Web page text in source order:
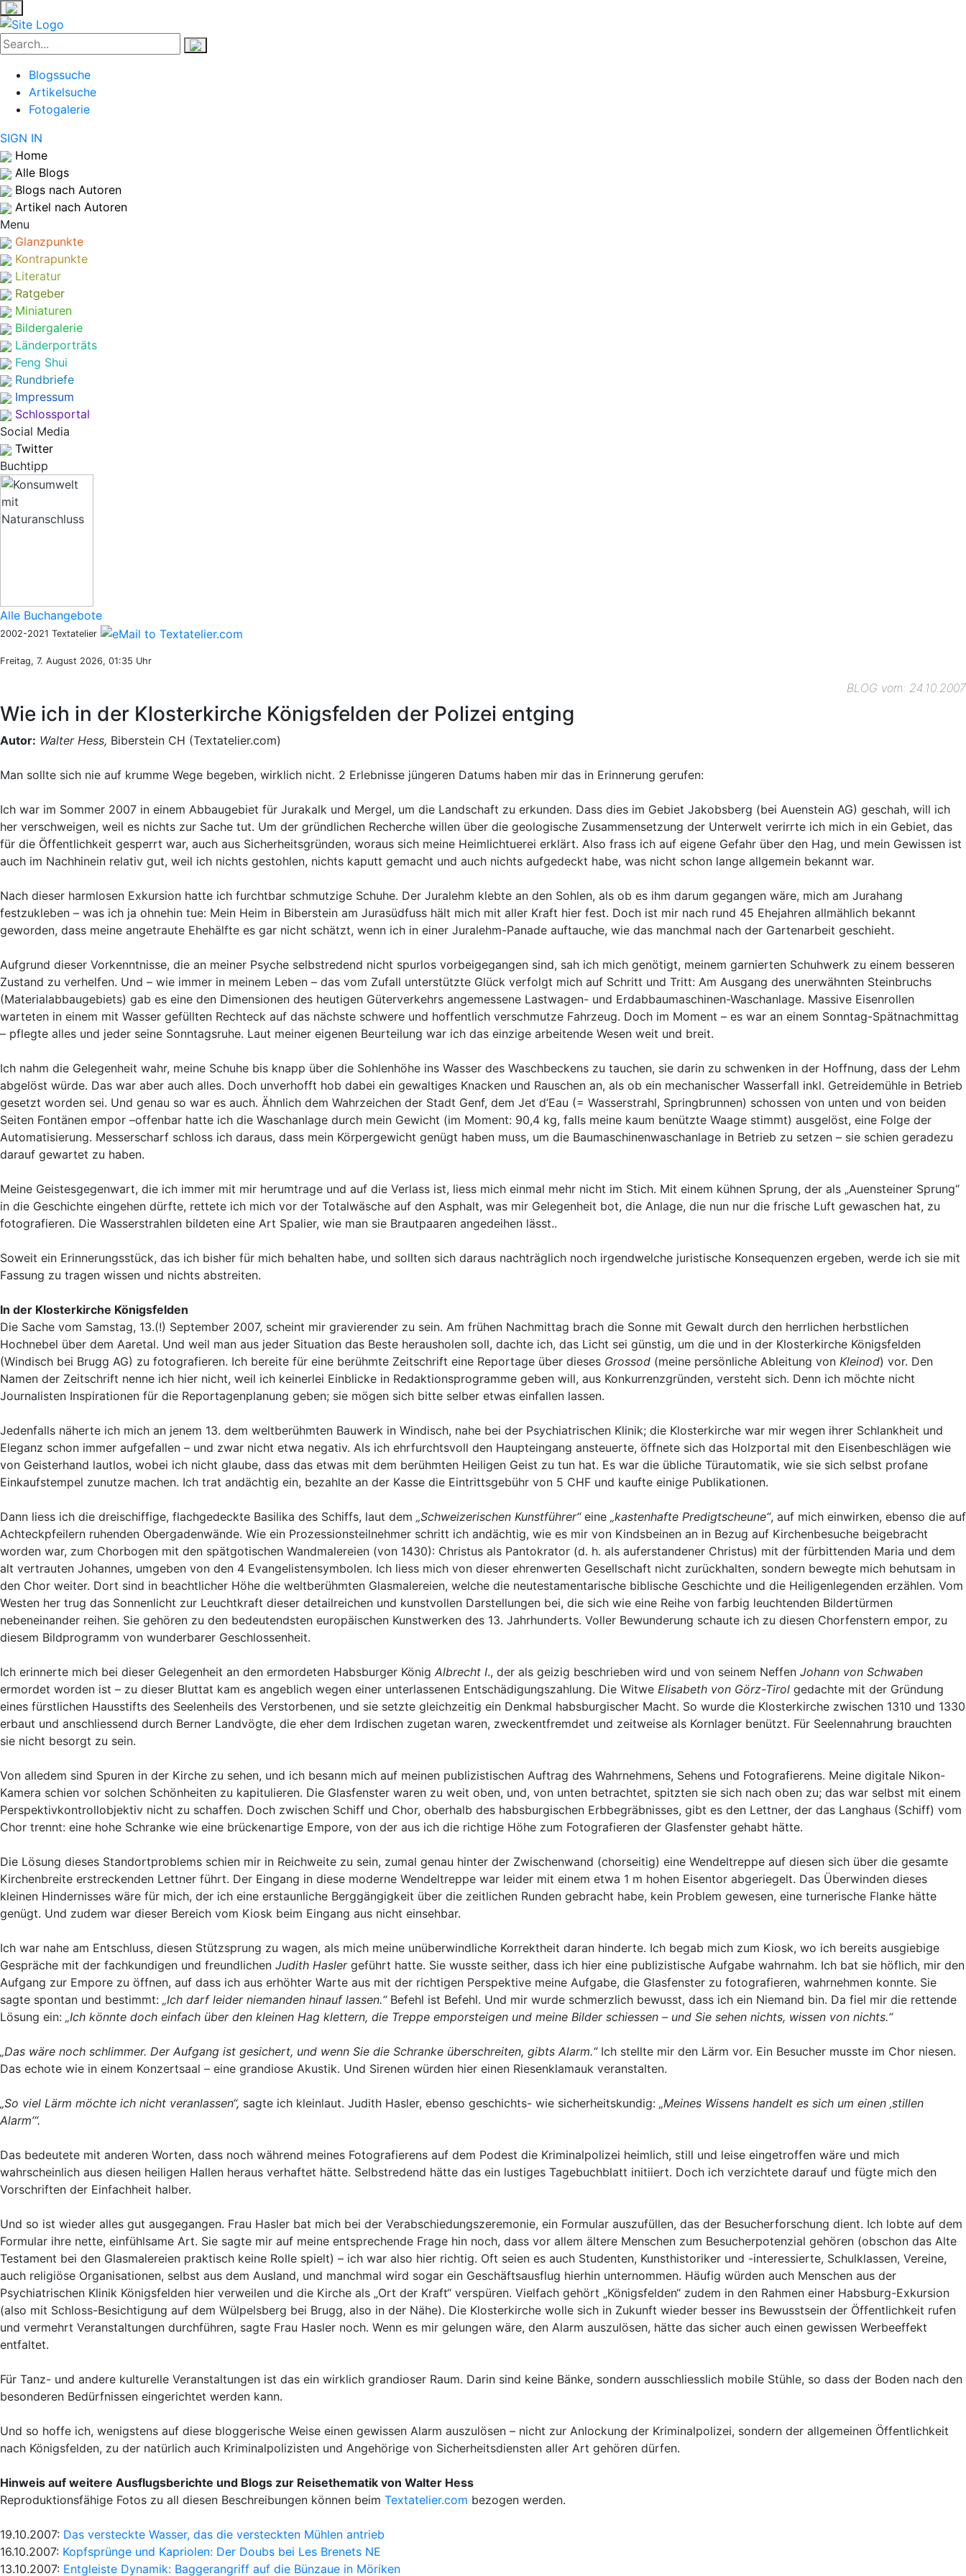
Blogssuche
Artikelsuche
Fotogalerie
SIGN IN
Home
Alle Blogs
Blogs nach Autoren
Artikel nach Autoren
Menu
Glanzpunkte
Kontrapunkte
Literatur
Ratgeber
Miniaturen
Bildergalerie
Länderporträts
Feng Shui
Rundbriefe
Impressum
Schlossportal
Social Media
Twitter
Buchtipp
Alle Buchangebote
2002-2021 Textatelier
Freitag, 7. August 2026, 01:35 Uhr
BLOG vom: 24.10.2007
Wie ich in der Klosterkirche Königsfelden der Polizei entging
Autor: Walter Hess, Biberstein CH (Textatelier.com)
Man sollte sich nie auf krumme Wege begeben, wirklich nicht. 2 Erlebnisse jüngeren Datums haben mir das in Erinnerung gerufen:
Ich war im Sommer 2007 in einem Abbaugebiet für Jurakalk und Mergel, um die Landschaft zu erkunden. Dass dies im Gebiet Jakobsberg (bei Auenstein AG) geschah, will ich
her verschweigen, weil es nichts zur Sache tut. Um der gründlichen Recherche willen über die geologische Zusammensetzung der Unterwelt verirrte ich mich in ein Gebiet, das
für die Öffentlichkeit gesperrt war, auch aus Sicherheitsgründen, woraus sich meine Heimlichtuerei erklärt. Also frass ich auf eigene Gefahr über den Hag, und mein Gewissen ist
auch im Nachhinein relativ gut, weil ich nichts gestohlen, nichts kaputt gemacht und auch nichts aufgedeckt habe, was nicht schon lange allgemein bekannt war.
Nach dieser harmlosen Exkursion hatte ich furchtbar schmutzige Schuhe. Der Juralehm klebte an den Sohlen, als ob es ihm darum gegangen wäre, mich am Jurahang
festzukleben – was ich ja ohnehin tue: Mein Heim in Biberstein am Jurasüdfuss hält mich mit aller Kraft hier fest. Doch ist mir nach rund 45 Ehejahren allmählich bekannt
geworden, dass meine angetraute Ehehälfte es gar nicht schätzt, wenn ich in einer Juralehm-Panade auftauche, wie das manchmal nach der Gartenarbeit geschieht.
Aufgrund dieser Vorkenntnisse, die an meiner Psyche selbstredend nicht spurlos vorbeigegangen sind, sah ich mich genötigt, meinem garnierten Schuhwerk zu einem besseren
Zustand zu verhelfen. Und – wie immer in meinem Leben – das vom Zufall unterstützte Glück verfolgt mich auf Schritt und Tritt: Am Ausgang des unerwähnten Steinbruchs
(Materialabbaugebiets) gab es eine den Dimensionen des heutigen Güterverkehrs angemessene Lastwagen- und Erdabbaumaschinen-Waschanlage. Massive Eisenrollen
warteten in einem mit Wasser gefüllten Rechteck auf das nächste schwere und hoffentlich verschmutze Fahrzeug. Doch im Moment – es war an einem Sonntag-Spätnachmittag
– pflegte alles und jeder seine Sonntagsruhe. Laut meiner eigenen Beurteilung war ich das einzige arbeitende Wesen weit und breit.
Ich nahm die Gelegenheit wahr, meine Schuhe bis knapp über die Sohlenhöhe ins Wasser des Waschbeckens zu tauchen, sie darin zu schwenken in der Hoffnung, dass der Lehm
abgelöst würde. Das war aber auch alles. Doch unverhofft hob dabei ein gewaltiges Knacken und Rauschen an, als ob ein mechanischer Wasserfall inkl. Getreidemühle in Betrieb
gesetzt worden sei. Und genau so war es auch. Ähnlich dem Wahrzeichen der Stadt Genf, dem Jet d’Eau (= Wasserstrahl, Springbrunnen) schossen von unten und von beiden
Seiten Fontänen empor –offenbar hatte ich die Waschanlage durch mein Gewicht (im Moment: 90,4 kg, falls meine kaum benützte Waage stimmt) ausgelöst, eine Folge der
Automatisierung. Messerscharf schloss ich daraus, dass mein Körpergewicht genügt haben muss, um die Baumaschinenwaschanlage in Betrieb zu setzen – sie schien geradezu
darauf gewartet zu haben.
Meine Geistesgegenwart, die ich immer mit mir herumtrage und auf die Verlass ist, liess mich einmal mehr nicht im Stich. Mit einem kühnen Sprung, der als „Auensteiner Sprung“
in die Geschichte eingehen dürfte, rettete ich mich vor der Totalwäsche auf den Asphalt, was mir Gelegenheit bot, die Anlage, die nun nur die frische Luft gewaschen hat, zu
fotografieren. Die Wasserstrahlen bildeten eine Art Spalier, wie man sie Brautpaaren angedeihen lässt..
Soweit ein Erinnerungsstück, das ich bisher für mich behalten habe, und sollten sich daraus nachträglich noch irgendwelche juristische Konsequenzen ergeben, werde ich sie mit
Fassung zu tragen wissen und nichts abstreiten.
In der Klosterkirche Königsfelden
Die Sache vom Samstag, 13.(!) September 2007, scheint mir gravierender zu sein. Am frühen Nachmittag brach die Sonne mit Gewalt durch den herrlichen herbstlichen
Hochnebel über dem Aaretal. Und weil man aus jeder Situation das Beste herausholen soll, dachte ich, das Licht sei günstig, um die und in der Klosterkirche Königsfelden
(Windisch bei Brugg AG) zu fotografieren. Ich bereite für eine berühmte Zeitschrift eine Reportage über dieses Grossod (meine persönliche Ableitung von Kleinod) vor. Den
Namen der Zeitschrift nenne ich hier nicht, weil ich keinerlei Einblicke in Redaktionsprogramme geben will, aus Konkurrenzgründen, versteht sich. Denn ich möchte nicht
Journalisten Inspirationen für die Reportagenplanung geben; sie mögen sich bitte selber etwas einfallen lassen.
Jedenfalls näherte ich mich an jenem 13. dem weltberühmten Bauwerk in Windisch, nahe bei der Psychiatrischen Klinik; die Klosterkirche war mir wegen ihrer Schlankheit und
Eleganz schon immer aufgefallen – und zwar nicht etwa negativ. Als ich ehrfurchtsvoll den Haupteingang ansteuerte, öffnete sich das Holzportal mit den Eisenbeschlägen wie
von Geisterhand lautlos, wobei ich nicht glaube, dass das etwas mit dem berühmten Heiligen Geist zu tun hat. Es war die übliche Türautomatik, wie sie sich selbst profane
Einkaufstempel zunutze machen. Ich trat andächtig ein, bezahlte an der Kasse die Eintrittsgebühr von 5 CHF und kaufte einige Publikationen.
Dann liess ich die dreischiffige, flachgedeckte Basilika des Schiffs, laut dem „Schweizerischen Kunstführer“eine „kastenhafte Predigtscheune“, auf mich einwirken, ebenso die auf
Achteckpfeilern ruhenden Obergadenwände. Wie ein Prozessionsteilnehmer schritt ich andächtig, wie es mir von Kindsbeinen an in Bezug auf Kirchenbesuche beigebracht
worden war, zum Chorbogen mit den spätgotischen Wandmalereien (von 1430): Christus als Pantokrator (d. h. als auferstandener Christus) mit der fürbittenden Maria und dem
alt vertrauten Johannes, umgeben von den 4 Evangelistensymbolen. Ich liess mich von dieser ehrenwerten Gesellschaft nicht zurückhalten, sondern bewegte mich behutsam in
den Chor weiter. Dort sind in beachtlicher Höhe die weltberühmten Glasmalereien, welche die neutestamentarische biblische Geschichte und die Heiligenlegenden erzählen. Vom
Westen her trug das Sonnenlicht zur Leuchtkraft dieser detailreichen und kunstvollen Darstellungen bei, die sich wie eine Reihe von farbig leuchtenden Bildertürmen
nebeneinander reihen. Sie gehören zu den bedeutendsten europäischen Kunstwerken des 13. Jahrhunderts. Voller Bewunderung schaute ich zu diesen Chorfenstern empor, zu
diesem Bildprogramm von wunderbarer Geschlossenheit.
Ich erinnerte mich bei dieser Gelegenheit an den ermordeten Habsburger König Albrecht I., der als geizig beschrieben wird und von seinem Neffen Johann von Schwaben
ermordet worden ist – zu dieser Bluttat kam es angeblich wegen einer unterlassenen Entschädigungszahlung. Die Witwe Elisabeth von Görz-Tirol gedachte mit der Gründung
eines fürstlichen Hausstifts des Seelenheils des Verstorbenen, und sie setzte gleichzeitig ein Denkmal habsburgischer Macht. So wurde die Klosterkirche zwischen 1310 und 1330
erbaut und anschliessend durch Berner Landvögte, die eher dem Irdischen zugetan waren, zweckentfremdet und zeitweise als Kornlager benützt. Für Seelennahrung brauchten
sie nicht besorgt zu sein.
Von alledem sind Spuren in der Kirche zu sehen, und ich besann mich auf meinen publizistischen Auftrag des Wahrnehmens, Sehens und Fotografierens. Meine digitale Nikon-
Kamera schien vor solchen Schönheiten zu kapitulieren. Die Glasfenster waren zu weit oben, und, von unten betrachtet, spitzten sie sich nach oben zu; das war selbst mit einem
Perspektivkontrollobjektiv nicht zu schaffen. Doch zwischen Schiff und Chor, oberhalb des habsburgischen Erbbegräbnisses, gibt es den Lettner, der das Langhaus (Schiff) vom
Chor trennt: eine hohe Schranke wie eine brückenartige Empore, von der aus ich die richtige Höhe zum Fotografieren der Glasfenster gehabt hätte.
Die Lösung dieses Standortproblems schien mir in Reichweite zu sein, zumal genau hinter der Zwischenwand (chorseitig) eine Wendeltreppe auf diesen sich über die gesamte
Kirchenbreite erstreckenden Lettner führt. Der Eingang in diese moderne Wendeltreppe war leider mit einem etwa 1 m hohen Eisentor abgeriegelt. Das Überwinden dieses
kleinen Hindernisses wäre für mich, der ich eine erstaunliche Berggängigkeit über die zeitlichen Runden gebracht habe, kein Problem gewesen, eine turnerische Flanke hätte
genügt. Und zudem war dieser Bereich vom Kiosk beim Eingang aus nicht einsehbar.
Ich war nahe am Entschluss, diesen Stützsprung zu wagen, als mich meine unüberwindliche Korrektheit daran hinderte. Ich begab mich zum Kiosk, wo ich bereits ausgiebige
Gespräche mit der fachkundigen und freundlichen Judith Haslergeführt hatte. Sie wusste seither, dass ich hier eine publizistische Aufgabe wahrnahm. Ich bat sie höflich, mir den
Aufgang zur Empore zu öffnen, auf dass ich aus erhöhter Warte aus mit der richtigen Perspektive meine Aufgabe, die Glasfenster zu fotografieren, wahrnehmen konnte. Sie
sagte spontan und bestimmt: „Ich darf leider niemanden hinauf lassen.“Befehl ist Befehl. Und mir wurde schmerzlich bewusst, dass ich ein Niemand bin. Da fiel mir die rettende
Lösung ein: „Ich könnte doch einfach über den kleinen Hag klettern, die Treppe emporsteigen und meine Bilder schiessen – und Sie sehen nichts, wissen von nichts.“
„Das wäre noch schlimmer. Der Aufgang ist gesichert, und wenn Sie die Schranke überschreiten, gibts Alarm.“ Ich stellte mir den Lärm vor. Ein Besucher musste im Chor niesen.
Das echote wie in einem Konzertsaal – eine grandiose Akustik. Und Sirenen würden hier einen Riesenklamauk veranstalten.
„So viel Lärm möchte ich nicht veranlassen“, sagte ich kleinlaut. Judith Hasler, ebenso geschichts- wie sicherheitskundig: „Meines Wissens handelt es sich um einen ‚stillen
Alarm’“.
Das bedeutete mit anderen Worten, dass noch während meines Fotografierens auf dem Podest die Kriminalpolizei heimlich, still und leise eingetroffen wäre und mich
wahrscheinlich aus diesen heiligen Hallen heraus verhaftet hätte. Selbstredend hätte das ein lustiges Tagebuchblatt initiiert. Doch ich verzichtete darauf und fügte mich den
Vorschriften der Einfachheit halber.
Und so ist wieder alles gut ausgegangen. Frau Hasler bat mich bei der Verabschiedungszeremonie, ein Formular auszufüllen, das der Besucherforschung dient. Ich lobte auf dem
Formular ihre nette, einfühlsame Art. Sie sagte mir auf meine entsprechende Frage hin noch, dass vor allem ältere Menschen zum Besucherpotenzial gehören (obschon das Alte
Testament bei den Glasmalereien praktisch keine Rolle spielt) – ich war also hier richtig. Oft seien es auch Studenten, Kunsthistoriker und -interessierte, Schulklassen, Vereine,
auch religiöse Organisationen, selbst aus dem Ausland, und manchmal wird sogar ein Geschäftsausflug hierhin unternommen. Häufig würden auch Menschen aus der
Psychiatrischen Klinik Königsfelden hier verweilen und die Kirche als „Ort der Kraft“ verspüren. Vielfach gehört „Königsfelden“ zudem in den Rahmen einer Habsburg-Exkursion
(also mit Schloss-Besichtigung auf dem Wülpelsberg bei Brugg, also in der Nähe). Die Klosterkirche wolle sich in Zukunft wieder besser ins Bewusstsein der Öffentlichkeit rufen
und vermehrt Veranstaltungen durchführen, sagte Frau Hasler noch. Wenn es mir gelungen wäre, den Alarm auszulösen, hätte das sicher auch einen gewissen Werbeeffekt
entfaltet.
Für Tanz- und andere kulturelle Veranstaltungen ist das ein wirklich grandioser Raum. Darin sind keine Bänke, sondern ausschliesslich mobile Stühle, so dass der Boden nach den
besonderen Bedürfnissen eingerichtet werden kann.
Und so hoffe ich, wenigstens auf diese bloggerische Weise einen gewissen Alarm auszulösen – nicht zur Anlockung der Kriminalpolizei, sondern der allgemeinen Öffentlichkeit
nach Königsfelden, zu der natürlich auch Kriminalpolizisten und Angehörige von Sicherheitsdiensten aller Art gehören dürfen.
Hinweis auf weitere Ausflugsberichte und Blogs zur Reisethematik von Walter Hess
Reproduktionsfähige Fotos zu all diesen Beschreibungen können beim Textatelier.com bezogen werden.
19.10.2007: Das versteckte Wasser, das die versteckten Mühlen antrieb
16.10.2007: Kopfsprünge und Kapriolen: Der Doubs bei Les Brenets NE
13.10.2007: Entgleiste Dynamik: Baggerangriff auf die Bünzaue in Möriken